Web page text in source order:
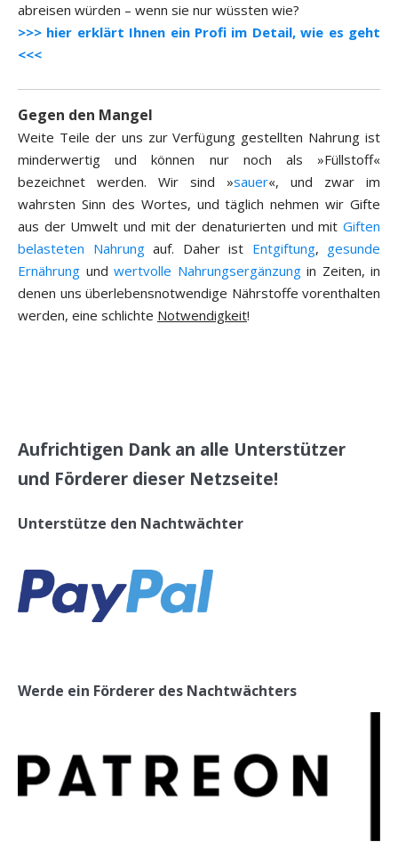
abreisen würden – wenn sie nur wüssten wie?
>>> hier erklärt Ihnen ein Profi im Detail, wie es geht
<<<
Gegen den Mangel
Weite Teile der uns zur Verfügung gestellten Nahrung ist
minderwertig und können nur noch als »Füllstoff«
bezeichnet werden. Wir sind »sauer«, und zwar im
wahrsten Sinn des Wortes, und täglich nehmen wir Gifte
aus der Umwelt und mit der denaturierten und mit Giften
belasteten Nahrungauf. Daher ist Entgiftung, gesunde
Ernährung und wertvolle Nahrungsergänzungin Zeiten, in
denen uns überlebensnotwendige Nährstoffe vorenthalten
werden, eine schlichte Notwendigkeit!
Aufrichtigen Dank an alle Unterstützer
und Förderer dieser Netzseite!
Unterstütze den Nachtwächter
Werde ein Förderer des Nachtwächters